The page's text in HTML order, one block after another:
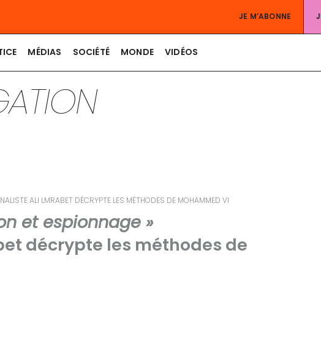
JE M’ABONNE
MÉDIAS SOCIÉTÉ MONDE VIDÉOS
ALI LMRABET DÉCRYPTE LES MÉTHODES DE MOHAMMED VI
et espionnage »
décrypte les méthodes de